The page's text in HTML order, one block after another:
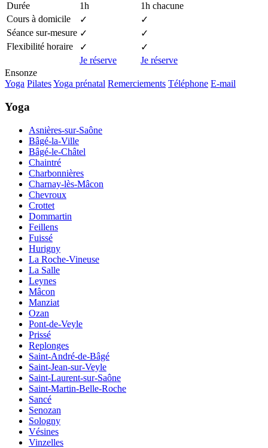
Durée
1h
1h chacune
Cours à domicile
✓
✓
Séance sur-mesure ✓
✓
Flexibilité horaire
✓
✓
Je réserve
Je réserve
Ensonze
Yoga PilatesYoga prénatal Remerciements Téléphone E-mail
Yoga
Asnières-sur-Saône
Bâgé-la-Ville
Bâgé-le-Châtel
Chaintré
Charbonnières
Charnay-lès-Mâcon
Chevroux
Crottet
Dommartin
Feillens
Fuissé
Hurigny
La Roche-Vineuse
La Salle
Leynes
Mâcon
Manziat
Ozan
Pont-de-Veyle
Prissé
Replonges
Saint-André-de-Bâgé
Saint-Jean-sur-Veyle
Saint-Laurent-sur-Saône
Saint-Martin-Belle-Roche
Sancé
Senozan
Sologny
Vésines
Vinzelles